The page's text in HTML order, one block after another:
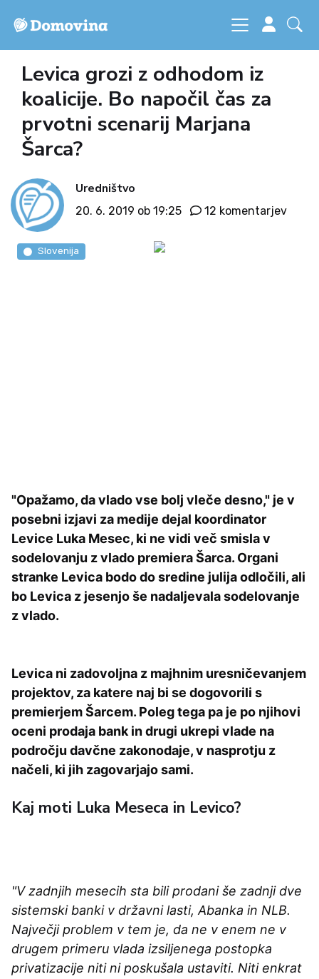
Levica grozi z odhodom iz
koalicije. Bo napočil čas za
prvotni scenarij Marjana
Šarca?
Uredništvo
20. 6. 2019 ob 19:25 12 komentarjev
Slovenija
"Opažamo, da vlado vse bolj vleče desno," je v
posebni izjavi za medije dejal koordinator
Levice Luka Mesec, ki ne vidi več smisla v
sodelovanju z vlado premiera Šarca. Organi
stranke Levica bodo do sredine julija odločili, ali
bo Levica z jesenjo še nadaljevala sodelovanje
z vlado.
Levica ni zadovoljna z majhnim uresničevanjem
projektov, za katere naj bi se dogovorili s
premierjem Šarcem. Poleg tega pa je po njihovi
oceni prodaja bank in drugi ukrepi vlade na
področju davčne zakonodaje, v nasprotju z
načeli, ki jih zagovarjajo sami.
Kaj moti Luka Meseca in Levico?
"V zadnjih mesecih sta bili prodani še zadnji dve
sistemski banki v državni lasti, Abanka in NLB.
Največji problem v tem je, da ne v enem ne v
drugem primeru vlada izsiljenega postopka
privatizacije niti ni poskušala ustaviti. Niti enkrat